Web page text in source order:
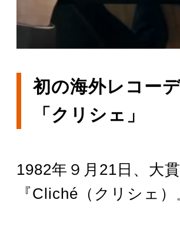
初の海外レコー
「クリシェ」
1982年９月21日、大
『Cliché（クリシェ